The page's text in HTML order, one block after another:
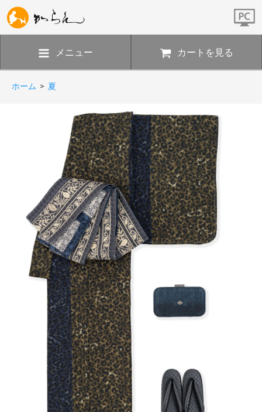
メニュー カートを見る
ホーム > 夏